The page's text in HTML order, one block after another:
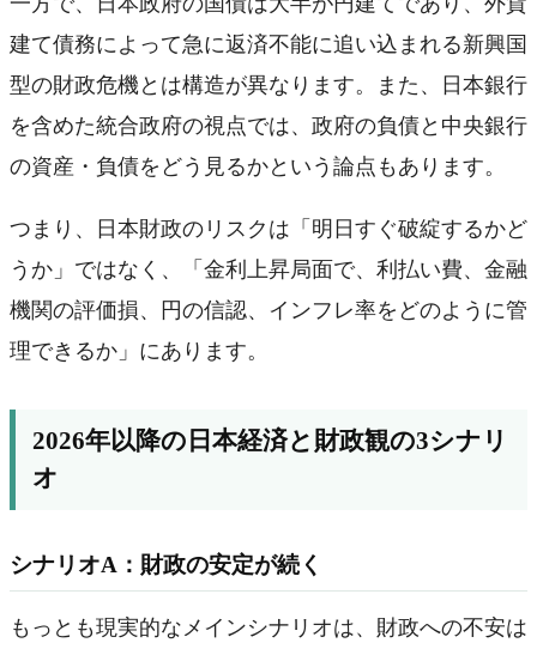
建て債務によって急に返済不能に追い込まれる新興国
型の財政危機とは構造が異なります。また、日本銀行
を含めた統合政府の視点では、政府の負債と中央銀行
の資産・負債をどう見るかという論点もあります。
つまり、日本財政のリスクは「明日すぐ破綻するかど
うか」ではなく、「金利上昇局面で、利払い費、金融
機関の評価損、円の信認、インフレ率をどのように管
理できるか」にあります。
2026年以降の日本経済と財政観の3シナリ
オ
シナリオA：財政の安定が続く
もっとも現実的なメインシナリオは、財政への不安は